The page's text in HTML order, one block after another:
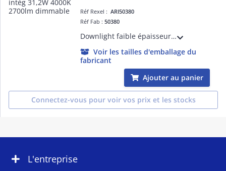
Réf Rexel :ARI50380
Réf Fab :50380
Downlight faible épaisseur, rond D=300mm, fixe, blanc, 110°, LED intégrée 31,2W 4000K 2700 lm, 35000h, variable par coupure de phase. Alimentation LED séparée pré-câblée, classe 2, IP20 fournie. Boite de connexion repiquable.
Voir les tailles d'emballage du
fabricant
Ajouter au panier
Connectez-vous pour voir vos prix et les stocks
L'entreprise